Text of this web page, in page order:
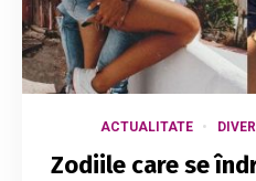
ACTUALITATE
Zodiile care se